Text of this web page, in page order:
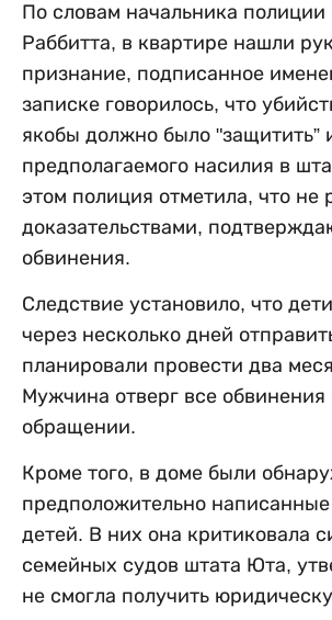
По словам начальника полиции
Раббитта, в квартире нашли
признание, подписанное
записке говорилось, что
якобы должно было "защитить”
предполагаемого насилия в
этом полиция отметила, что не
доказательствами,
обвинения.
Следствие установило, что
через несколько дней
планировали провести два
Мужчина отверг все обвинения
обращении.
Кроме того, в доме были
предположительно
детей. В них она критиковала
семейных судов штата Юта,
не смогла получить